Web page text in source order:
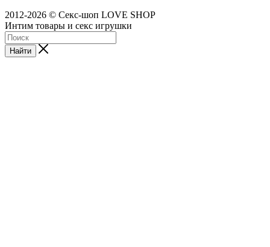
2012-2026 © Секс-шоп LOVE SHOP
Интим товары и секс игрушки
Найти